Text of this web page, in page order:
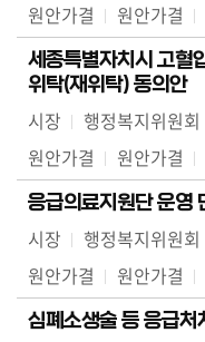
원안가결
원안가결
세종특별자치시 고혈
위탁(재위탁) 동의안
시장
행정복지위원회
원안가결
원안가결
응급의료지원단 운영
시장
행정복지위원회
원안가결
원안가결
심폐소생술 등 응급